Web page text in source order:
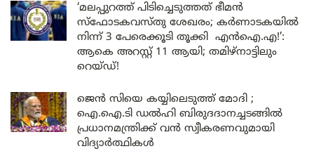
‘മലപ്പുറത്ത് പിടിച്ചെടുത്തത് ഭീമൻ
സ്ഫോടകവസ്തു ശേഖരം; കർണാടകയിൽ
നിന്ന് 3 പേരെക്കൂടി തൂക്കി എൻഐ.എ!’:
ആകെ അറസ്റ്റ് 11 ആയി; തമിഴ്‌നാട്ടിലും
റെയ്ഡ്!
ജെൻ സിയെ കയ്യിലെടുത്ത് മോദി ;
ഐ.ഐ.ടി ഡൽഹി ബിരുദദാനച്ചടങ്ങിൽ
പ്രധാനമന്ത്രിക്ക് വൻ സ്വീകരണവുമായി
വിദ്യാർത്ഥികൾ